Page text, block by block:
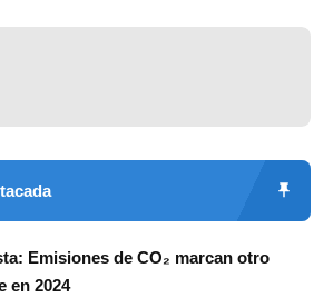
Emisiones de CO₂ marcan otro
en 2024